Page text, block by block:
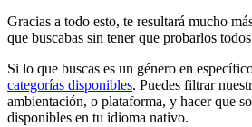
Gracias a todo esto, te resultará mucho
que buscabas sin tener que probarlos
Si lo que buscas es un género en
categorías disponibles. Puedes filtrar
ambientación, o plataforma, y hacer que
disponibles en tu idioma nativo.